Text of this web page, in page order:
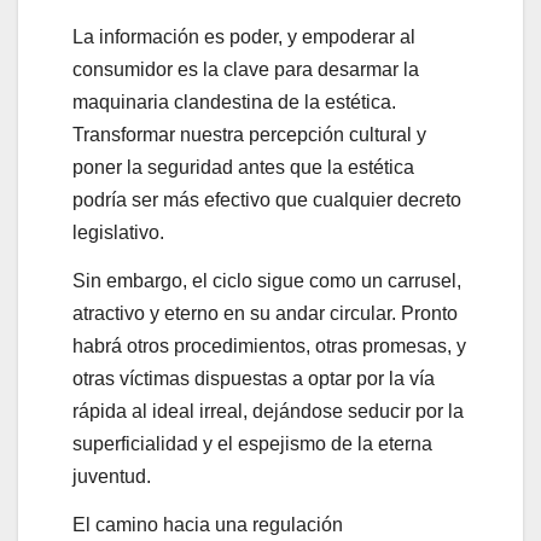
La información es poder, y empoderar al
consumidor es la clave para desarmar la
maquinaria clandestina de la estética.
Transformar nuestra percepción cultural y
poner la seguridad antes que la estética
podría ser más efectivo que cualquier decreto
legislativo.
Sin embargo, el ciclo sigue como un carrusel,
atractivo y eterno en su andar circular. Pronto
habrá otros procedimientos, otras promesas, y
otras víctimas dispuestas a optar por la vía
rápida al ideal irreal, dejándose seducir por la
superficialidad y el espejismo de la eterna
juventud.
El camino hacia una regulación